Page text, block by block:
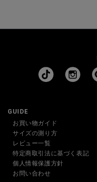
GUIDE
お買い物ガイド
サイズの測り方
レビュー一覧
特定商取引法に基づく表記
個人情報保護方針
お問い合わせ